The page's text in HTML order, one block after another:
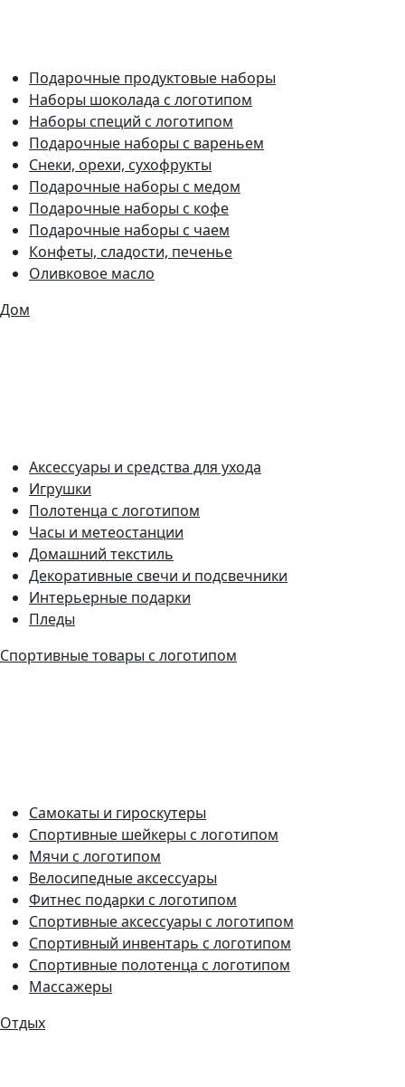
Подарочные продуктовые наборы
Наборы шоколада с логотипом
Наборы специй с логотипом
Подарочные наборы с вареньем
Снеки, орехи, сухофрукты
Подарочные наборы с медом
Подарочные наборы с кофе
Подарочные наборы с чаем
Конфеты, сладости, печенье
Оливковое масло
Дом
Аксессуары и средства для ухода
Игрушки
Полотенца с логотипом
Часы и метеостанции
Домашний текстиль
Декоративные свечи и подсвечники
Интерьерные подарки
Пледы
Спортивные товары с логотипом
Самокаты и гироскутеры
Спортивные шейкеры с логотипом
Мячи с логотипом
Велосипедные аксессуары
Фитнес подарки с логотипом
Спортивные аксессуары с логотипом
Спортивный инвентарь с логотипом
Спортивные полотенца с логотипом
Массажеры
Отдых